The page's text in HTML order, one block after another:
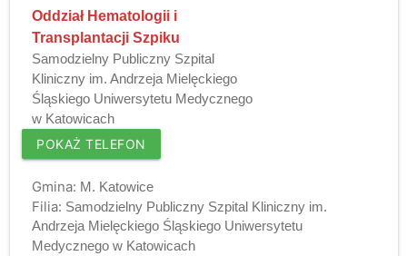
Oddział Hematologii i
Transplantacji Szpiku
Samodzielny Publiczny Szpital
Kliniczny im. Andrzeja Mielęckiego
Śląskiego Uniwersytetu Medycznego
w Katowicach
POKAŻ TELEFON
Gmina: M. Katowice
Filia: Samodzielny Publiczny Szpital Kliniczny im.
Andrzeja Mielęckiego Śląskiego Uniwersytetu
Medycznego w Katowicach